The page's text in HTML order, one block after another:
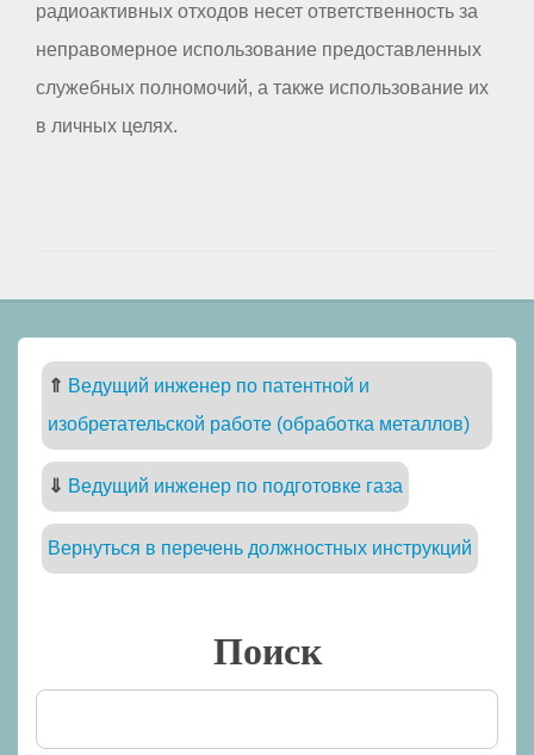
радиоактивных отходов несет ответственность за
неправомерное использование предоставленных
служебных полномочий, а также использование их
в личных целях.
⇑ Ведущий инженер по патентной и
изобретательской работе (обработка металлов)
⇓ Ведущий инженер по подготовке газа
Вернуться в перечень должностных инструкций
Поиск